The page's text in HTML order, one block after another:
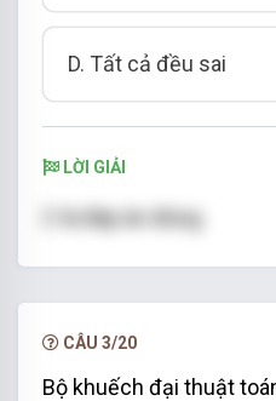
D. Tất cả đều sai
LỜI GIẢI
C là đáp án đúng
CÂU 3/20
Bộ khuếch đại thuật